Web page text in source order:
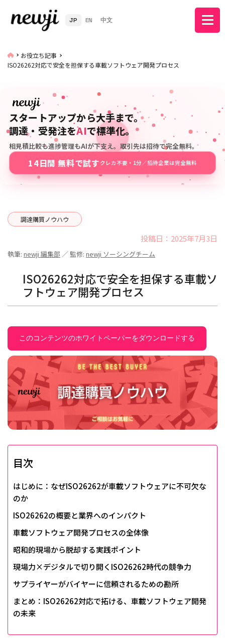
JP EN 中文
お役立ち記事
ISO26262対応で安全を担保する車載ソフトウェア開発プロセス
スタートアップから大手まで。
調達・受発注をAIで標準化。
相見積比較も進捗管理もAIが下支え。取引先は招待で完全無料。
14日間 無料で試す クレカ不要・1分／招待企業は完全無料
調達購買ノウハウ
投稿日：2025年7月3日
執筆: newji 編集部 ／ 監修: newji ソーシングチーム
ISO26262対応で安全を担保する車載ソ
フトウェア開発プロセス
このコンテンツのホワイトペーパーをダウンロードする
目次
はじめに：なぜISO26262が車載ソフトウェアに不可欠な
のか
ISO26262の概要と業界へのインパクト
車載ソフトウェア開発プロセスの全体像
昭和的現場から脱却する実践ポイント
現場力×デジタルで切り開くISO26262時代の競争力
サプライヤーがバイヤーに信頼されるための勘所
まとめ：ISO26262対応で拓ける、車載ソフトウェア開発
の未来